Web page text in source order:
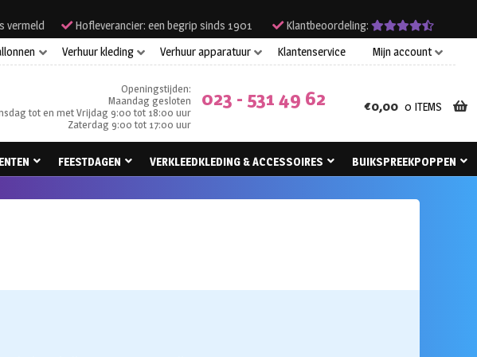
vermeld
Hofleverancier: een begrip sinds 1901
Klantbeoordeling:
Verhuur kleding Verhuur apparatuur Klantenservice Mijn account
Openingstijden:
Maandag gesloten
tot en met Vrijdag 9:00 tot 18:00 uur
Zaterdag 9:00 tot 17:00 uur
023 - 531 49 62 €0,00 0 ITEMS
FEESTDAGEN VERKLEEDKLEDING & ACCESSOIRES
BUIKSPREEKPOPPEN